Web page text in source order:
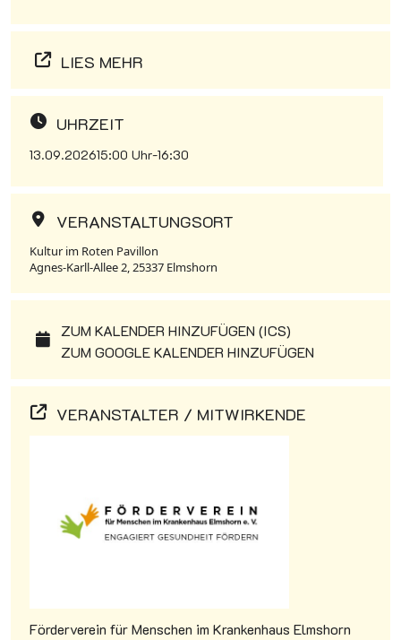
LIES MEHR
UHRZEIT
13.09.202615:00 Uhr-16:30
VERANSTALTUNGSORT
Kultur im Roten Pavillon
Agnes-Karll-Allee 2, 25337 Elmshorn
ZUM KALENDER HINZUFÜGEN (ICS)
ZUM GOOGLE KALENDER HINZUFÜGEN
VERANSTALTER / MITWIRKENDE
Förderverein für Menschen im Krankenhaus Elmshorn